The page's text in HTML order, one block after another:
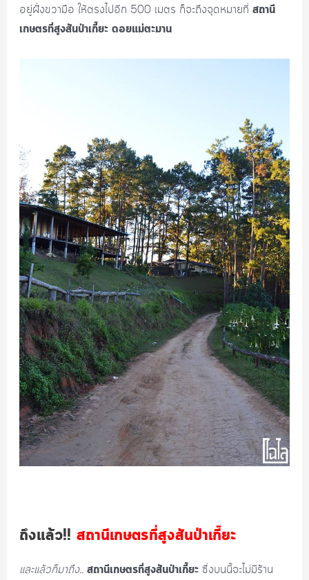
อยู่ฝั่งขวามือ ให้ตรงไปอีก 500 เมตร ก็จะถึงจุดหมายที่ สถานี
เกษตรที่สูงสันป่าเกี๊ยะ ดอยแม่ตะมาน
ถึงแล้ว!! สถานีเกษตรที่สูงสันป่าเกี๊ยะ
และแล้วก็มาถึง.. สถานีเกษตรที่สูงสันป่าเกี๊ยะซึ่งบนนี้จะไม่มีร้าน